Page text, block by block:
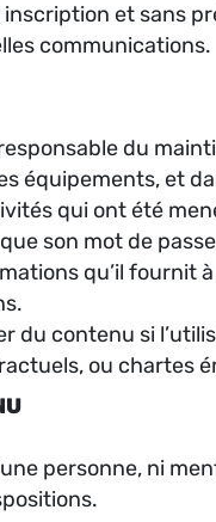
et sans
communications.
du
équipements, et
qui ont été
son mot de
qu’il fournit
du contenu si
ou chartes
personne, ni